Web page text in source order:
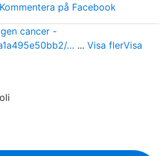
Kommentera på Facebook
cancer -
… ... Visa flerVisa